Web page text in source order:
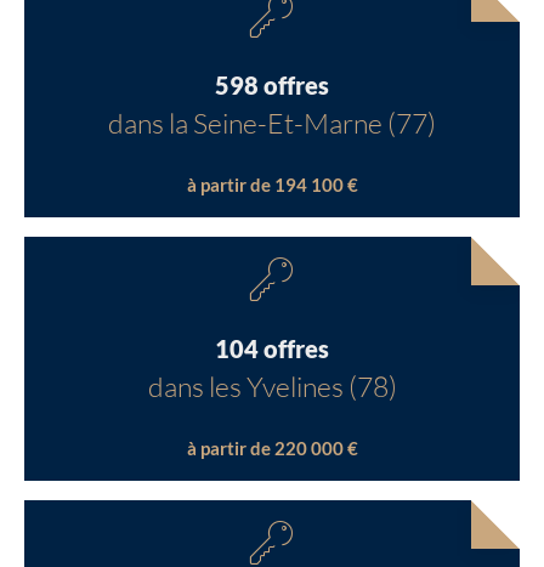
598 offres
dans la Seine-Et-Marne (77)
à partir de 194 100 €
104 offres
dans les Yvelines (78)
à partir de 220 000 €